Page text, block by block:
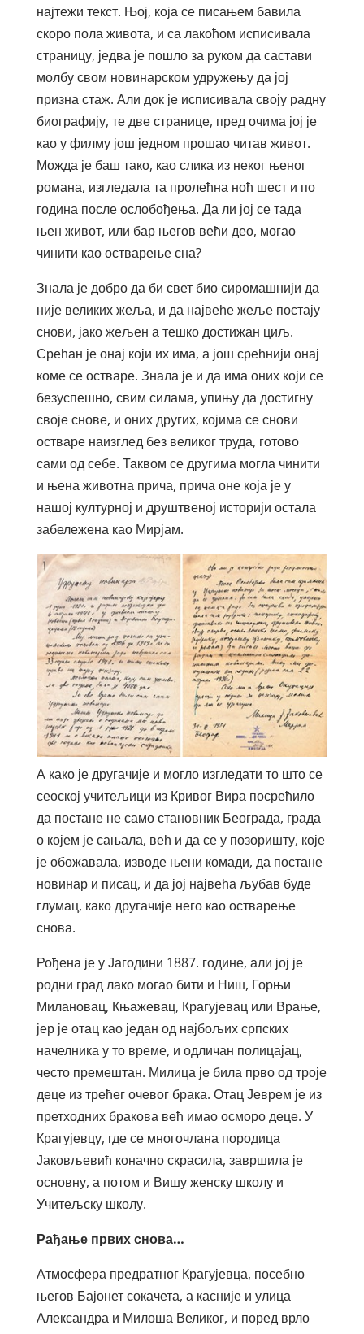
најтежи текст. Њој, која се писањем бавила
скоро пола живота, и са лакоћом исписивала
страницу, једва је пошло за руком да састави
молбу свом новинарском удружењу да јој
призна стаж. Али док је исписивала своју радну
биографију, те две странице, пред очима јој је
као у филму још једном прошао читав живот.
Можда је баш тако, као слика из неког њеног
романа, изгледала та пролећна ноћ шест и по
година после ослобођења. Да ли јој се тада
њен живот, или бар његов већи део, могао
чинити као остварење сна?
Знала је добро да би свет био сиромашнији да
није великих жеља, и да највеће жеље постају
снови, јако жељен а тешко достижан циљ.
Срећан је онај који их има, а још срећнији онај
коме се остваре. Знала је и да има оних који се
безуспешно, свим силама, упињу да достигну
своје снове, и оних других, којима се снови
остваре наизглед без великог труда, готово
сами од себе. Таквом се другима могла чинити
и њена животна прича, прича оне која је у
нашој културној и друштвеној историји остала
забележена као Мирјам.
А како је другачије и могло изгледати то што се
сеоској учитељици из Кривог Вира посрећило
да постане не само становник Београда, града
о којем је сањала, већ и да се у позоришту, које
је обожавала, изводе њени комади, да постане
новинар и писац, и да јој највећа љубав буде
глумац, како другачије него као остварење
снова.
Рођена је у Јагодини 1887. године, али јој је
родни град лако могао бити и Ниш, Горњи
Милановац, Књажевац, Крагујевац или Врање,
јер је отац као један од најбољих српских
начелника у то време, и одличан полицајац,
често премештан. Милица је била прво од троје
деце из трећег очевог брака. Отац Јеврем је из
претходних бракова већ имао осморо деце. У
Крагујевцу, где се многочлана породица
Јаковљевић коначно скрасила, завршила је
основну, а потом и Вишу женску школу и
Учитељску школу.
Рађање првих снова…
Атмосфера предратног Крагујевца, посебно
његов Бајонет сокачета, а касније и улица
Александра и Милоша Великог, и поред врло